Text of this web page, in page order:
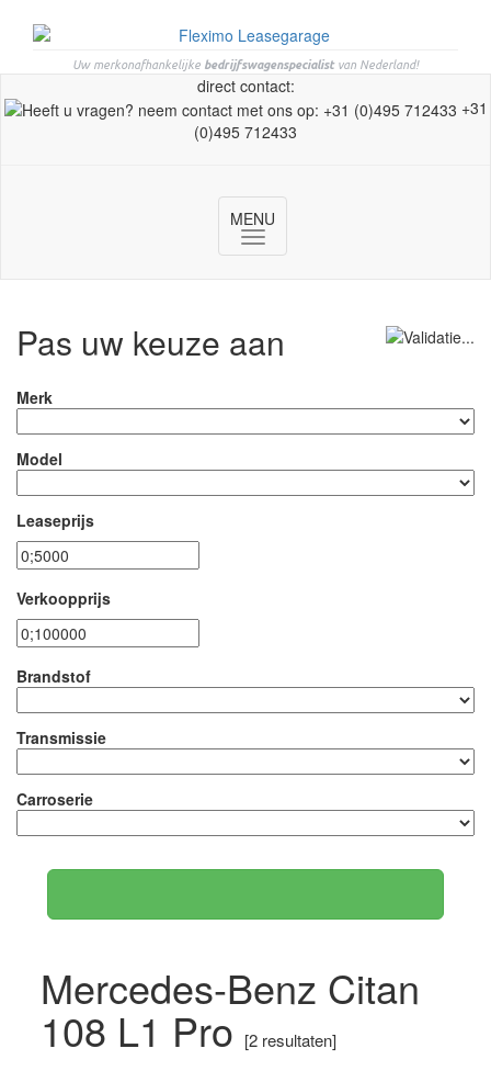
Uw merkonafhankelijke bedrijfswagenspecialistvan Nederland!
direct contact:
+31
(0)495 712433
MENU
Toggle
navigation
Pas uw keuze aan
Merk
Model
Leaseprijs
Verkoopprijs
Brandstof
Transmissie
Carroserie
Mercedes-Benz Citan
108 L1 Pro [2 resultaten]